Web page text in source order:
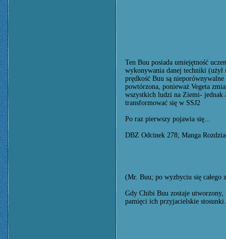
Ten Buu posiada umiejętność
wykonywania danej techniki
prędkość Buu są
powtórzona, ponieważ Vegeta
wszystkich ludzi na Ziemi- jednak
transformować się w SSJ2
Po raz pierwszy pojawia się...
DBZ Odcinek 278; Manga
(Mr. Buu; po wyzbyciu się całego
Gdy Chibi Buu zostaje
pamięci ich przyjacielskie